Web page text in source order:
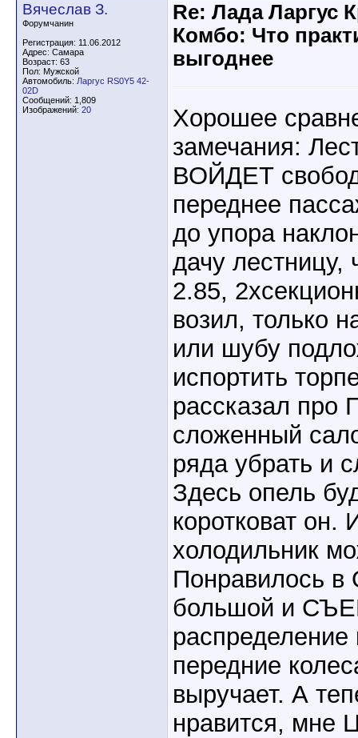
Вячеслав З.
Форумчанин
Регистрация: 11.06.2012
Адрес: Самара
Возраст: 63
Пол: Мужской
Автомобиль: Ларгус RS0Y5 42-
02D
Сообщений: 1,809
Изображений: 20
Re: Лада Ларгус
Комбо: Что
выгоднее
Хорошее
замечания:
ВОЙДЕТ
переднее
до упора
дачу лестницу,
2.85,
возил, только
или шубу
испортить
рассказал
сложенный
ряда убрать и
Здесь опель
коротковат он.
холодильник
Понравилось в
большой и
передние
выручает. А
нравится, мне